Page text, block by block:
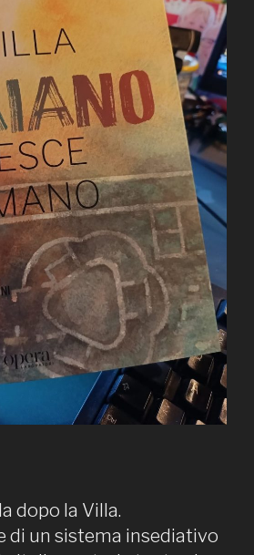
dopo la Villa.
di un sistema insediativo